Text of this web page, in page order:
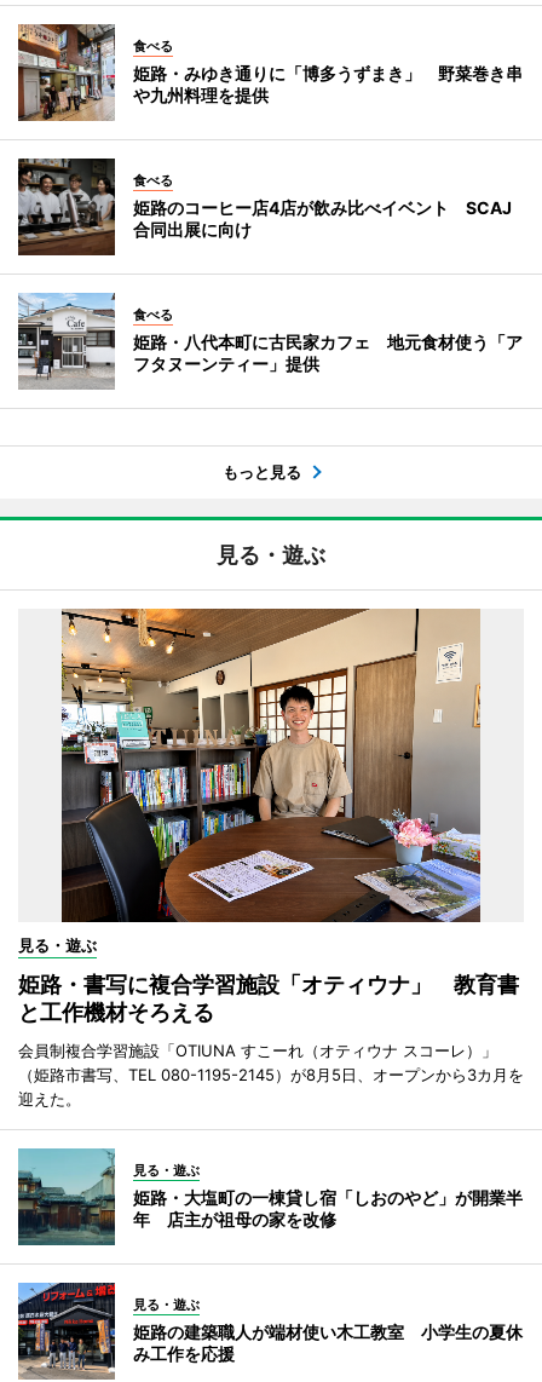
食べる
姫路・みゆき通りに「博多うずまき」 野菜巻き串
や九州料理を提供
食べる
姫路のコーヒー店4店が飲み比べイベント SCAJ
合同出展に向け
食べる
姫路・八代本町に古民家カフェ 地元食材使う「ア
フタヌーンティー」提供
もっと見る
見る・遊ぶ
見る・遊ぶ
姫路・書写に複合学習施設「オティウナ」 教育書
と工作機材そろえる
会員制複合学習施設「OTIUNA すこーれ（オティウナ スコーレ）」
（姫路市書写、TEL 080-1195-2145）が8月5日、オープンから3カ月を
迎えた。
見る・遊ぶ
姫路・大塩町の一棟貸し宿「しおのやど」が開業半
年 店主が祖母の家を改修
見る・遊ぶ
姫路の建築職人が端材使い木工教室 小学生の夏休
み工作を応援